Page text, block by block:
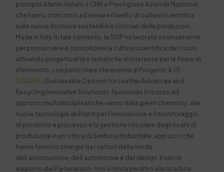
principali Atenei italiani, il CNR e Prestigiose Aziende Nazionali,
che hanno concorso ad elevare il livello di cultura scientifica
sulle nuove frontiere sostenibili e circolari delle produzioni
Made in Italy. In tale contesto, la SSIP ha lavorato strenuamente
per promuovere e consolidare la cultura scientifica del cuoio,
attivando progettualità e tematiche di interesse per le filiere di
riferimento, con particolare riferimento al Progetto 4.01
SOLARIS, (Sustainable Options for Leather Advances and
Recycling Innovative Solutions), favorendo il ricorso ad
approcci multidisciplinari che vanno dalla green chemistry, alle
nuove tecnologie abilitanti per l’innovazione e il monitoraggio
di prodotto e processo e la gestione circolare degli scarti di
produzione in un’ottica di Simbiosi Industriale; approcci che
hanno favorito sinergie tra i settori della moda,
dell’automazione, dell’automotive e del design. Il valore
aggiunto del Partenariato, non si limita peraltro alle ricadute